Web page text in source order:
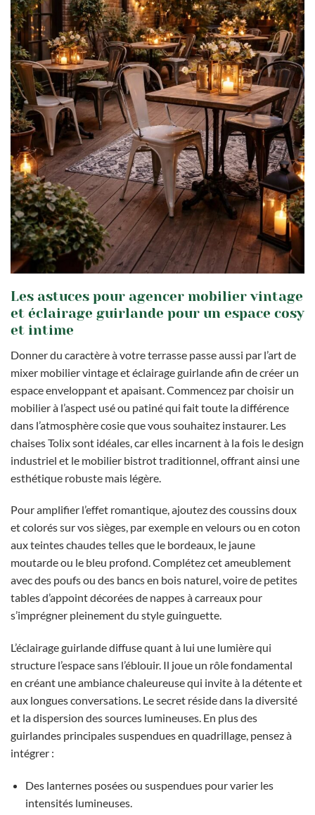
Les astuces pour agencer mobilier vintage
et éclairage guirlande pour un espace cosy
et intime
Donner du caractère à votre terrasse passe aussi par l’art de
mixer mobilier vintage et éclairage guirlande afin de créer un
espace enveloppant et apaisant. Commencez par choisir un
mobilier à l’aspect usé ou patiné qui fait toute la différence
dans l’atmosphère cosie que vous souhaitez instaurer. Les
chaises Tolix sont idéales, car elles incarnent à la fois le design
industriel et le mobilier bistrot traditionnel, offrant ainsi une
esthétique robuste mais légère.
Pour amplifier l’effet romantique, ajoutez des coussins doux
et colorés sur vos sièges, par exemple en velours ou en coton
aux teintes chaudes telles que le bordeaux, le jaune
moutarde ou le bleu profond. Complétez cet ameublement
avec des poufs ou des bancs en bois naturel, voire de petites
tables d’appoint décorées de nappes à carreaux pour
s’imprégner pleinement du style guinguette.
L’éclairage guirlande diffuse quant à lui une lumière qui
structure l’espace sans l’éblouir. Il joue un rôle fondamental
en créant une ambiance chaleureuse qui invite à la détente et
aux longues conversations. Le secret réside dans la diversité
et la dispersion des sources lumineuses. En plus des
guirlandes principales suspendues en quadrillage, pensez à
intégrer :
Des lanternes posées ou suspendues pour varier les
intensités lumineuses.